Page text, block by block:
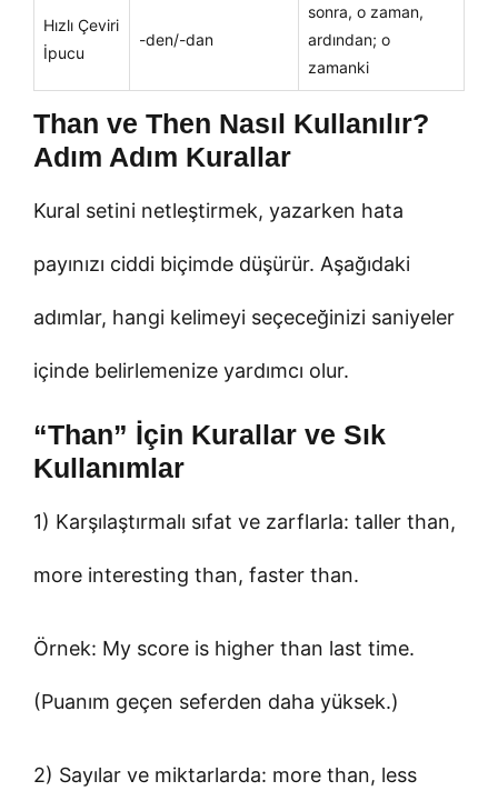
Hızlı Çeviri
İpucu
-den/-dan
sonra, o zaman,
ardından; o
zamanki
Than ve Then Nasıl Kullanılır?
Adım Adım Kurallar
Kural setini netleştirmek, yazarken hata
payınızı ciddi biçimde düşürür. Aşağıdaki
adımlar, hangi kelimeyi seçeceğinizi saniyeler
içinde belirlemenize yardımcı olur.
“Than” İçin Kurallar ve Sık
Kullanımlar
1) Karşılaştırmalı sıfat ve zarflarla: taller than,
more interesting than, faster than.
Örnek: My score is higher than last time.
(Puanım geçen seferden daha yüksek.)
2) Sayılar ve miktarlarda: more than, less